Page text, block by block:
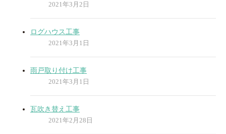
2021年3月2日
ログハウス工事
2021年3月1日
雨戸取り付け工事
2021年3月1日
瓦吹き替え工事
2021年2月28日